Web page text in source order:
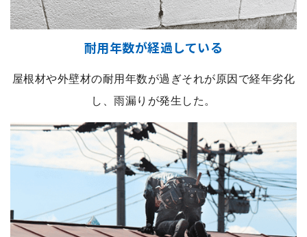
耐用年数が経過している
屋根材や外壁材の耐用年数が過ぎそれが原因で経年劣化
し、雨漏りが発生した。